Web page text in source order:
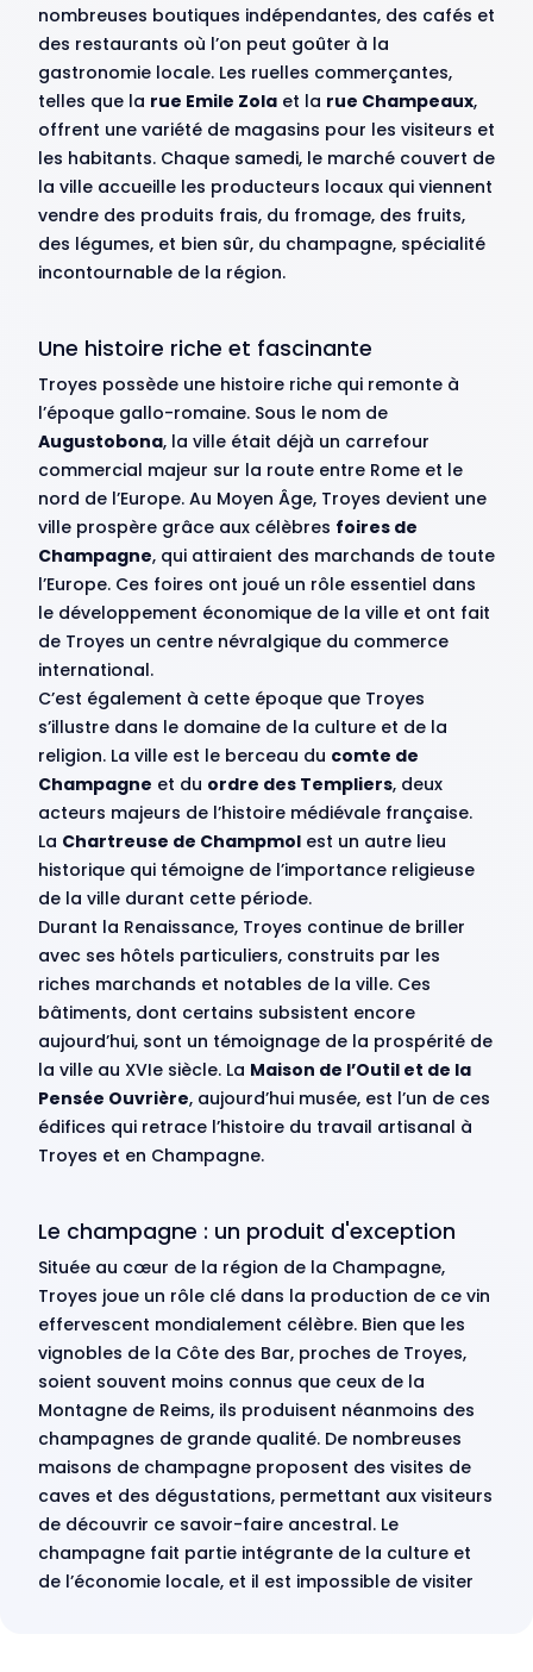
nombreuses boutiques indépendantes, des cafés et
des restaurants où l’on peut goûter à la
gastronomie locale. Les ruelles commerçantes,
telles que la rue Emile Zola et la rue Champeaux,
offrent une variété de magasins pour les visiteurs et
les habitants. Chaque samedi, le marché couvert de
la ville accueille les producteurs locaux qui viennent
vendre des produits frais, du fromage, des fruits,
des légumes, et bien sûr, du champagne, spécialité
incontournable de la région.
Une histoire riche et fascinante
Troyes possède une histoire riche qui remonte à
l’époque gallo-romaine. Sous le nom de
Augustobona, la ville était déjà un carrefour
commercial majeur sur la route entre Rome et le
nord de l’Europe. Au Moyen Âge, Troyes devient une
ville prospère grâce aux célèbres foires de
Champagne, qui attiraient des marchands de toute
l’Europe. Ces foires ont joué un rôle essentiel dans
le développement économique de la ville et ont fait
de Troyes un centre névralgique du commerce
international.
C’est également à cette époque que Troyes
s’illustre dans le domaine de la culture et de la
religion. La ville est le berceau du comte de
Champagne et du ordre des Templiers, deux
acteurs majeurs de l’histoire médiévale française.
La Chartreuse de Champmol est un autre lieu
historique qui témoigne de l’importance religieuse
de la ville durant cette période.
Durant la Renaissance, Troyes continue de briller
avec ses hôtels particuliers, construits par les
riches marchands et notables de la ville. Ces
bâtiments, dont certains subsistent encore
aujourd’hui, sont un témoignage de la prospérité de
la ville au XVIe siècle. La Maison de l’Outil et de la
Pensée Ouvrière, aujourd’hui musée, est l’un de ces
édifices qui retrace l’histoire du travail artisanal à
Troyes et en Champagne.
Le champagne : un produit d'exception
Située au cœur de la région de la Champagne,
Troyes joue un rôle clé dans la production de ce vin
effervescent mondialement célèbre. Bien que les
vignobles de la Côte des Bar, proches de Troyes,
soient souvent moins connus que ceux de la
Montagne de Reims, ils produisent néanmoins des
champagnes de grande qualité. De nombreuses
maisons de champagne proposent des visites de
caves et des dégustations, permettant aux visiteurs
de découvrir ce savoir-faire ancestral. Le
champagne fait partie intégrante de la culture et
de l’économie locale, et il est impossible de visiter